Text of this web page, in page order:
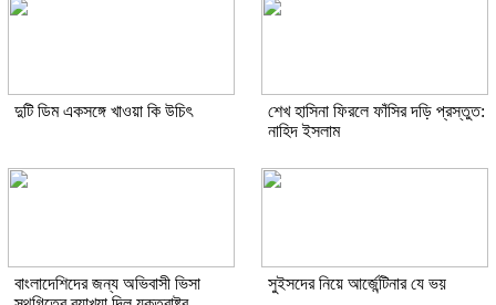
দুটি ডিম একসঙ্গে খাওয়া কি উচিৎ
শেখ হাসিনা ফিরলে ফাঁসির দড়ি প্রস্তুত:
নাহিদ ইসলাম
বাংলাদেশিদের জন্য অভিবাসী ভিসা
সুইসদের নিয়ে আর্জেন্টিনার যে ভয়